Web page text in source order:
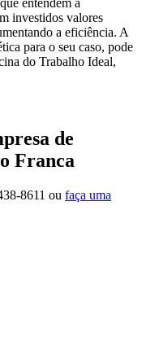
investidos valores
a eficiência. A
para o seu caso, pode
do Trabalho Ideal,
de
Franca
8611 ou faça uma